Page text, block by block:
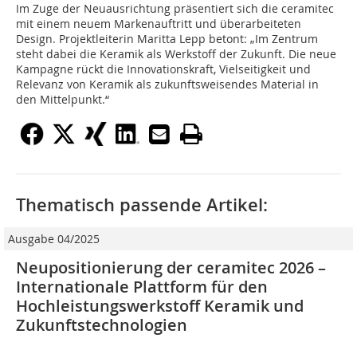
Im Zuge der Neuausrichtung präsentiert sich die ceramitec
mit einem neuem Markenauftritt und überarbeiteten
Design. Projektleiterin Maritta Lepp betont: „Im Zentrum
steht dabei die Keramik als Werkstoff der Zukunft. Die neue
Kampagne rückt die Innovationskraft, Vielseitigkeit und
Relevanz von Keramik als zukunftsweisendes Material in
den Mittelpunkt.“
Thematisch passende Artikel:
Ausgabe 04/2025
Neupositionierung der ceramitec 2026 –
Internationale Plattform für den
Hochleistungswerkstoff Keramik und
Zukunftstechnologien